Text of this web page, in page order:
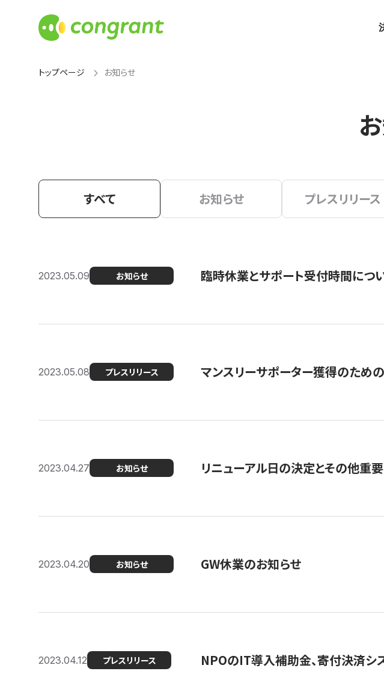
トップページ お知らせ
すべて お知らせ プレスリリース
2023.05.09 お知らせ 臨時休業とサポート受付時間につ
2023.05.08 プレスリリース マンスリーサポーター獲得のため
2023.04.27 お知らせ リニューアル日の決定とその他重
2023.04.20 お知らせ GW休業のお知らせ
2023.04.12 プレスリリース NPOのIT導入補助金、寄付決済シ